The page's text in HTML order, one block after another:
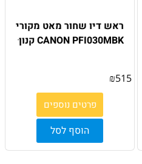
ראש דיו שחור מאט מקורי
CANON PFI030MBK קנון ׁ
₪515
פרטים נוספים
הוסף לסל